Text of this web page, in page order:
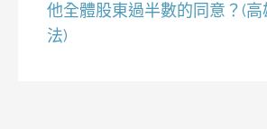
他全體股東過半數的同意？(高
法)